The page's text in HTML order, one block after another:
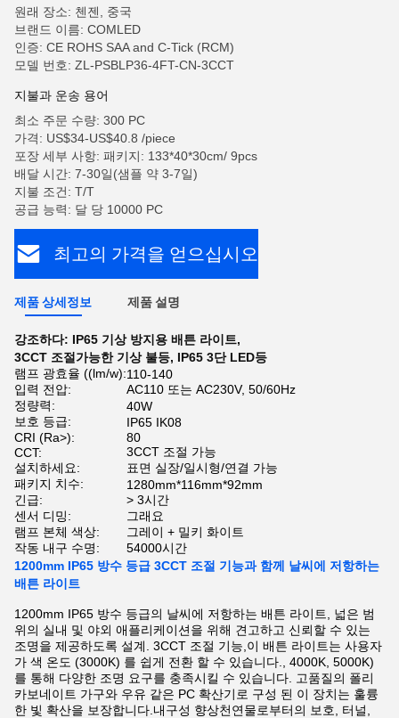
원래 장소: 첸젠, 중국
브랜드 이름: COMLED
인증: CE ROHS SAA and C-Tick (RCM)
모델 번호: ZL-PSBLP36-4FT-CN-3CCT
지불과 운송 용어
최소 주문 수량: 300 PC
가격: US$34-US$40.8 /piece
포장 세부 사항: 패키지: 133*40*30cm/ 9pcs
배달 시간: 7-30일(샘플 약 3-7일)
지불 조건: T/T
공급 능력: 달 당 10000 PC
최고의 가격을 얻으십시오
제품 상세정보 제품 설명
강조하다: IP65 기상 방지용 배튼 라이트,
3CCT 조절가능한 기상 불등, IP65 3단 LED등
램프 광효율 ((lm/w):110-140
입력 전압:
AC110 또는 AC230V, 50/60Hz
정량력:
40W
보호 등급:
IP65 IK08
CRI (Ra>):
80
CCT:
3CCT 조절 가능
설치하세요:
표면 실장/일시형/연결 가능
패키지 치수:
1280mm*116mm*92mm
긴급:
> 3시간
센서 디밍:
그래요
램프 본체 색상:
그레이 + 밀키 화이트
작동 내구 수명:
54000시간
1200mm IP65 방수 등급 3CCT 조절 기능과 함께 날씨에 저항하는
배튼 라이트
1200mm IP65 방수 등급의 날씨에 저항하는 배튼 라이트, 넓은 범
위의 실내 및 야외 애플리케이션을 위해 견고하고 신뢰할 수 있는
조명을 제공하도록 설계. 3CCT 조절 기능,이 배튼 라이트는 사용자
가 색 온도 (3000K) 를 쉽게 전환 할 수 있습니다., 4000K, 5000K)
를 통해 다양한 조명 요구를 충족시킬 수 있습니다. 고품질의 폴리
카보네이트 가구와 우유 같은 PC 확산기로 구성 된 이 장치는 훌륭
한 빛 확산을 보장합니다.내구성 향상천연물로부터의 보호, 터널,